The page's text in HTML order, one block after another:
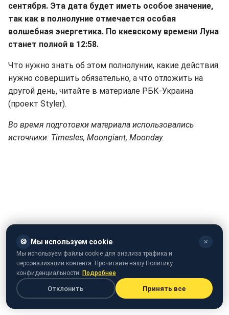
сентября. Эта дата будет иметь особое значение,
так как в полнолуние отмечается особая
волшебная энергетика. По киевскому времени Луна
станет полной в 12:58.
Что нужно знать об этом полнолунии, какие действия
нужно совершить обязательно, а что отложить на
другой день, читайте в материале РБК-Украина
(проект Styler).
Во время подготовки материала использовались
источники: Timesles, Moongiant, Moonday.
🍪 Мы используем cookie ✕
Мы используем файлы cookie для анализа трафика и
персонализации контента. Прочитайте нашу Политику
конфиденциальности. Подробнее
Отклонить Принять все